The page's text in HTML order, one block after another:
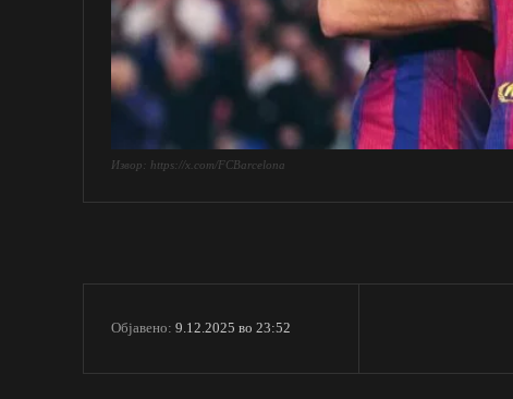
Извор: https://x.com/FCBarcelona
Објавено: 9.12.2025 во 23:52